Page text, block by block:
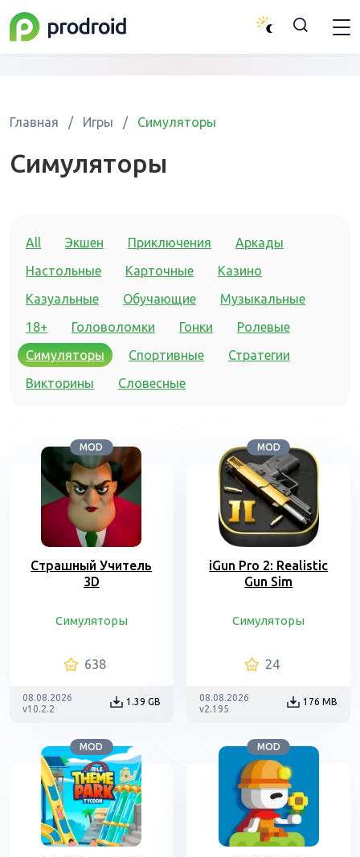
Главная / Игры / Симуляторы
Симуляторы
All Экшен Приключения
Аркады
Настольные
Карточные
Казино
Казуальные
Обучающие
Музыкальные
18+
Головоломки Гонки
Ролевые
Симуляторы
Спортивные
Стратегии
Викторины
Словесные
MOD
Страшный Учитель
3D
Симуляторы
638
08.08.2026
v10.2.2
1.39 GB
MOD
iGun Pro 2: Realistic
Gun Sim
Симуляторы
24
08.08.2026
v2.195
176 MB
MOD MOD